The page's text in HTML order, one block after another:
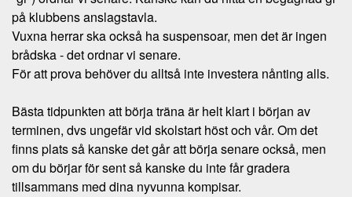
på klubbens anslagstavla.
Vuxna herrar ska också ha suspensoar, men det är ingen
brådska - det ordnar vi senare.
För att prova behöver du alltså inte investera nånting alls.
Bästa tidpunkten att börja träna är helt klart i början av
terminen, dvs ungefär vid skolstart höst och vår. Om det
finns plats så kanske det går att börja senare också, men
om du börjar för sent så kanske du inte får gradera
tillsammans med dina nyvunna kompisar.